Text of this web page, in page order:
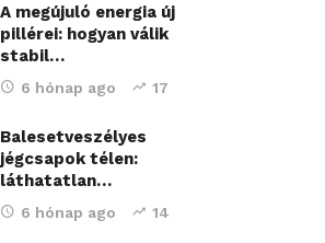
A megújuló energia új
pillérei: hogyan válik
stabil…
6 hónap ago 17
Balesetveszélyes
jégcsapok télen:
láthatatlan…
6 hónap ago 14